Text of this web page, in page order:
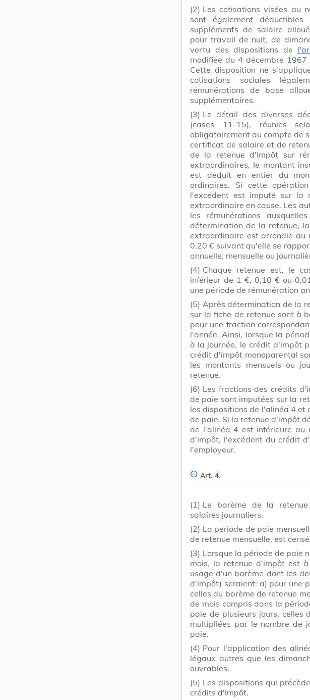
(2) Les cotisations visées au
sont également
suppléments de salaire
pour travail de nuit, de
vertu des dispositions de
modifiée du 4 décembre
Cette disposition ne
cotisations sociales
rémunérations de base
supplémentaires.
(3) Le détail des diverses
(cases 11-15), réunies
obligatoirement au compte de
certificat de salaire et de
de la retenue d'impôt sur
extraordinaires, le montant
est déduit en entier du
ordinaires. Si cette
l'excédent est imputé sur la
extraordinaire en cause. Les
les rémunérations
détermination de la retenue,
extraordinaire est arrondie
0,20 € suivant qu'elle se
annuelle, mensuelle ou
(4) Chaque retenue est, le
inférieur de 1 €, 0,10 € ou
une période de rémunération
(5) Après détermination de la
sur la fiche de retenue sont à
pour une fraction
l'année. Ainsi, lorsque la
à la journée, le crédit d'impôt
crédit d'impôt monoparental
les montants mensuels ou
retenue.
(6) Les fractions des crédits
de paie sont imputées sur la
les dispositions de l'alinéa 4 et
de paie. Si la retenue d'impôt
de l'alinéa 4 est inférieure au
d'impôt, l'excédent du crédit
l'employeur.
Art. 4.
(1) Le barème de la
salaires journaliers.
(2) La période de paie
de retenue mensuelle, est
(3) Lorsque la période de paie
mois, la retenue d'impôt est
usage d'un barème dont les
d'impôt) seraient: a) pour une
celles du barème de retenue
de mois compris dans la
paie de plusieurs jours, celles
multipliées par le nombre de
paie.
(4) Pour l'application des
légaux autres que les
ouvrables.
(5) Les dispositions qui
crédits d'impôt.